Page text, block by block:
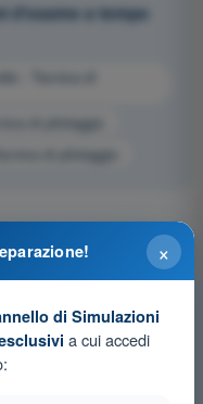
d'esame a tempo
- Tecnica di
di pilotaggio
di pilotaggio
×
di Simulazioni
a cui accedi